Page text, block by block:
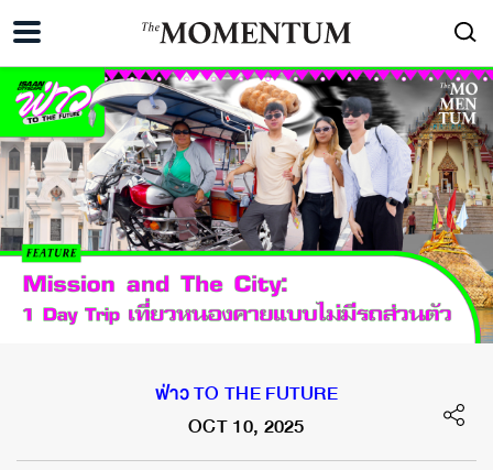
ฟ่าว TO THE FUTURE
OCT 10, 2025